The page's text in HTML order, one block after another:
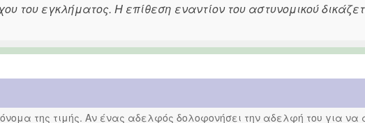
του εγκλήματος. Η επίθεση εναντίον του αστυνομικού
της τιμής. Αν ένας αδελφός δολοφονήσει την αδελφή του για να